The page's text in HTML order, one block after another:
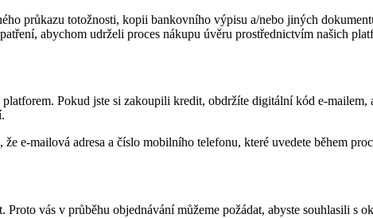
průkazu totožnosti, kopii bankovního výpisu a/nebo jiných
abychom udrželi proces nákupu úvěru prostřednictvím našich
Pokud jste si zakoupili kredit, obdržíte digitální kód e-
e-mailová adresa a číslo mobilního telefonu, které uvedete během
vás v průběhu objednávání můžeme požádat, abyste souhlasili s